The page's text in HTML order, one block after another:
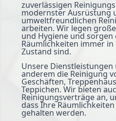
zuverlässigen
modernster Ausrüstung
umweltfreundlichen
arbeiten. Wir legen
und Hygiene und sorgen
Räumlichkeiten immer
Zustand sind.
Unsere
anderem die Reinigung
Geschäften,
Teppichen. Wir bieten
Reinigungsverträge an,
dass Ihre
gehalten werden.